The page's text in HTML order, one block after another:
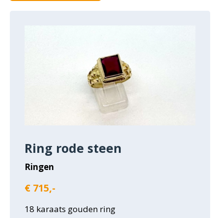
Ring rode steen
Ringen
€ 715,-
18 karaats gouden ring